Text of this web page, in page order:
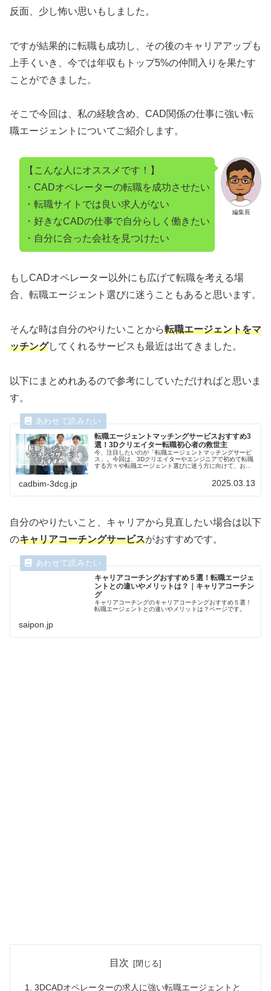
反面、少し怖い思いもしました。
ですが結果的に転職も成功し、その後のキャリアアップも
上手くいき、今では年収もトップ5%の仲間入りを果たす
ことができました。
そこで今回は、私の経験含め、CAD関係の仕事に強い転
職エージェントについてご紹介します。
編集長
【こんな人にオススメです！】
・CADオペレーターの転職を成功させたい
・転職サイトでは良い求人がない
・好きなCADの仕事で自分らしく働きたい
・自分に合った会社を見つけたい
もしCADオペレーター以外にも広げて転職を考える場
合、転職エージェント選びに迷うこともあると思います。
そんな時は自分のやりたいことから転職エージェントをマ
ッチングしてくれるサービスも最近は出てきました。
以下にまとめれあるので参考にしていただければと思いま
す。
転職エージェントマッチングサービスおすすめ3
選！3Dクリエイター転職初心者の救世主
今、注目したいのが「転職エージェントマッチングサービ
ス」。今回は、3Dクリエイターやエンジニアで初めて転職
する方々や転職エージェント選びに迷う方に向けて、おす
cadbim-3dcg.jp 2025.03.13
自分のやりたいこと、キャリアから見直したい場合は以下
のキャリアコーチングサービスがおすすめです。
キャリアコーチングおすすめ５選！転職エージェ
ントとの違いやメリットは？｜キャリアコーチン
グ
キャリアコーチングのキャリアコーチングおすすめ５選！
転職エージェントとの違いやメリットは？ページです。
saipon.jp
目次
3DCADオペレーターの求人に強い転職エージェントと